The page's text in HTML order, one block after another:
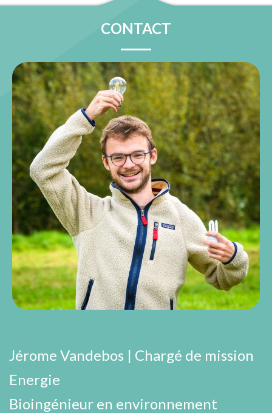
CONTACT
Jérome Vandebos | Chargé de mission
Energie
Bioingénieur en environnement